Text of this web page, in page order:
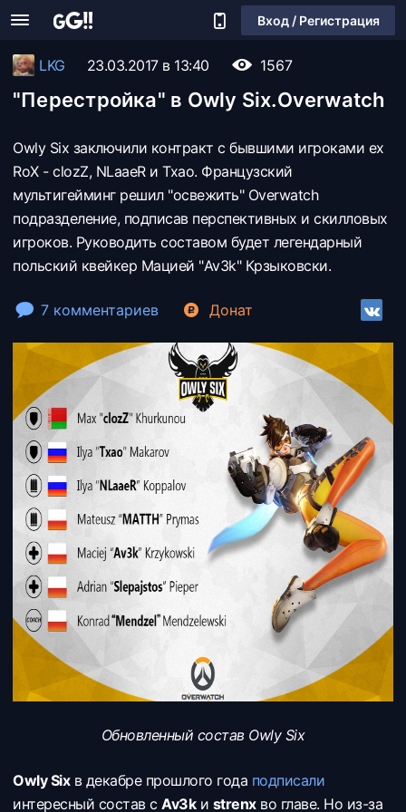
Вход / Регистрация
LKG 23.03.2017 в 13:40 1567
"Перестройка" в Owly Six.Overwatch
Owly Six заключили контракт с бывшими игроками ех
RoX - clozZ, NLaaeR и Тхао. Французский
мультигейминг решил "освежить" Overwatch
подразделение, подписав перспективных и скилловых
игроков. Руководить составом будет легендарный
польский квейкеp Мацией "Av3k" Крзыковски.
7 комментариев Донат
Обновленный состав Owly Six
Owly Sixв декабре прошлого года подписали
интересный состав с Av3kи strenxво главе. Но из-за